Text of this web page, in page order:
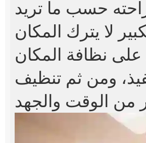
لا يترك المكان
على نظافة المكان
ومن ثم تنظيف